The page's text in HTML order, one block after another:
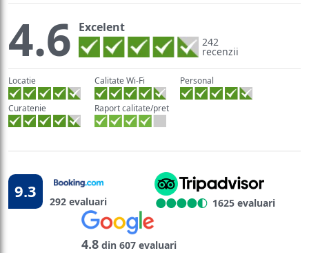
4.6 Excelent
242
recenzii
Locatie Calitate Wi-Fi Personal
Curatenie Raport calitate/pret
9.3 292 evaluari 1625 evaluari
4.8 din 607 evaluari